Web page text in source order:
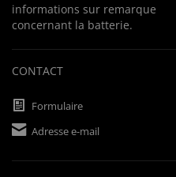
informations sur remarque
concernant la batterie.
CONTACT
Formulaire
Adresse e-mail